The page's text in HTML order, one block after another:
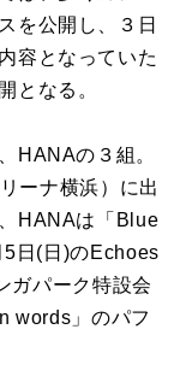
を公開し、３日
容となっていた
となる。
HANAの３組。
ーナ横浜）に出
HANAは「Blue
日(日)のEchoes
ガパーク特設会
words」のパフ